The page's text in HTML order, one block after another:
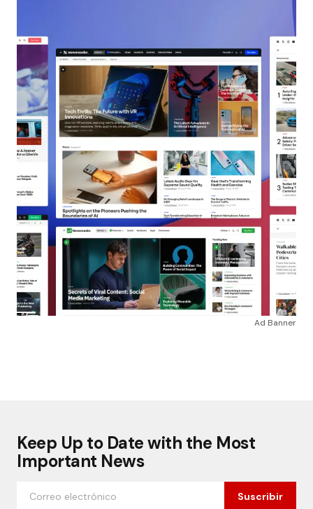
Ad Banner
Keep Up to Date with the Most
Important News
Suscribir